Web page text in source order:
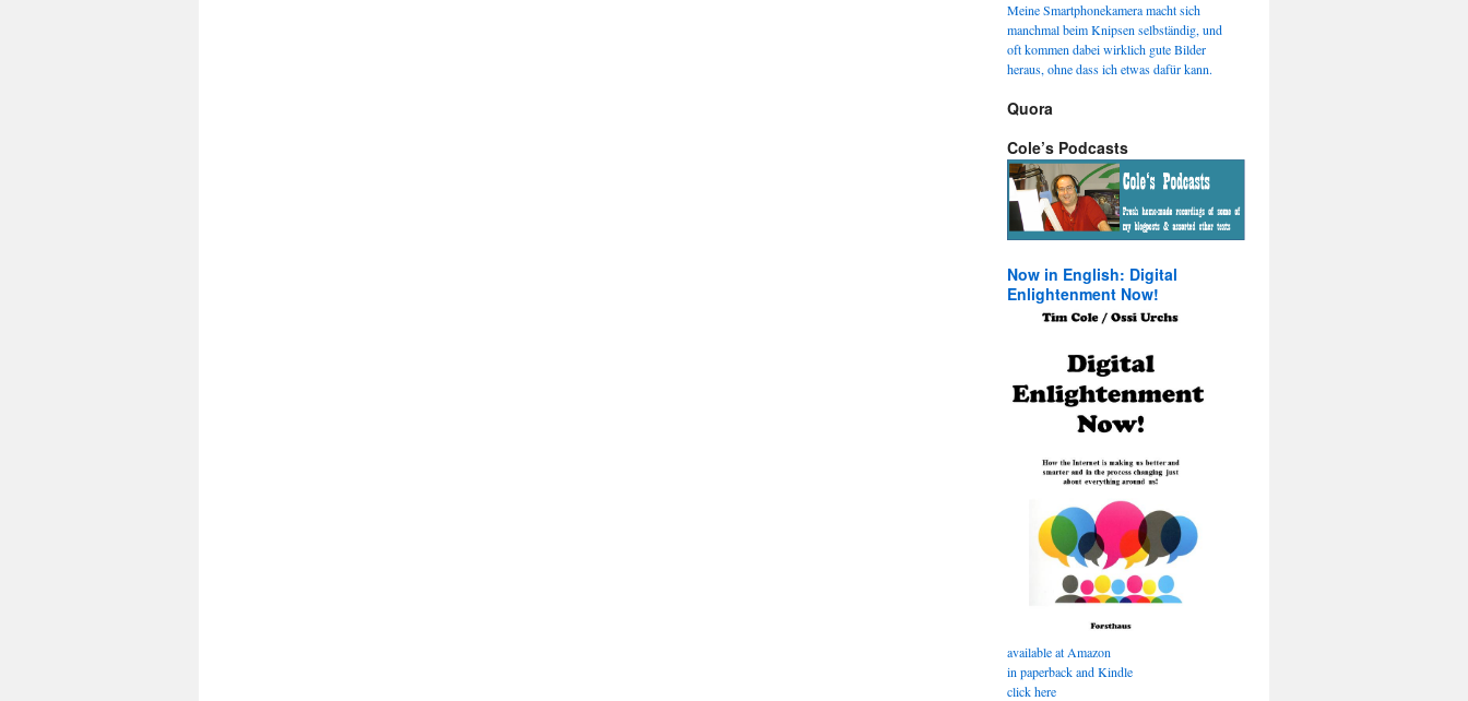
Meine Smartphonekamera macht sich
manchmal beim Knipsen selbständig, und
oft kommen dabei wirklich gute Bilder
heraus, ohne dass ich etwas dafür kann.
Quora
Cole’s Podcasts
Now in English: Digital
Enlightenment Now!
available at Amazon
in paperback and Kindle
click here